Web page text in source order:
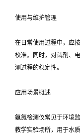
使用与维护管理
在日常使用过程中，应
校准。同时，对试剂、
测过程的稳定性。
应用场景概述
氨氮检测仪常见于环境
教学实验场所，用于水